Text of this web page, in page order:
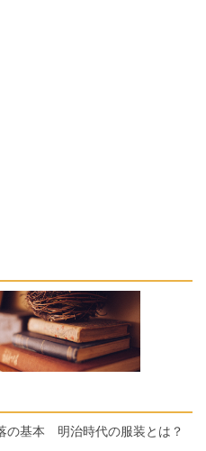
の基本 明治時代の服装とは？